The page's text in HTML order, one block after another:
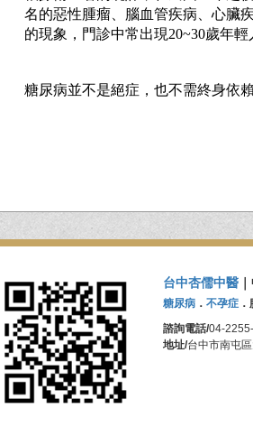
名的惡性腫瘤、腦血管疾病、心臟
的現象，門診中常出現20~30歲年
糖尿病並不是絕症，也不需終身依
台中杏儒中醫
糖尿病． 不孕症．
諮詢電話/04-
地址/台中市南屯